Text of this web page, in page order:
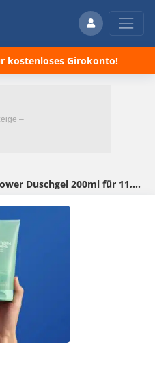
kostenloses Girokonto!
200ml für 11,19€ (statt 15€)